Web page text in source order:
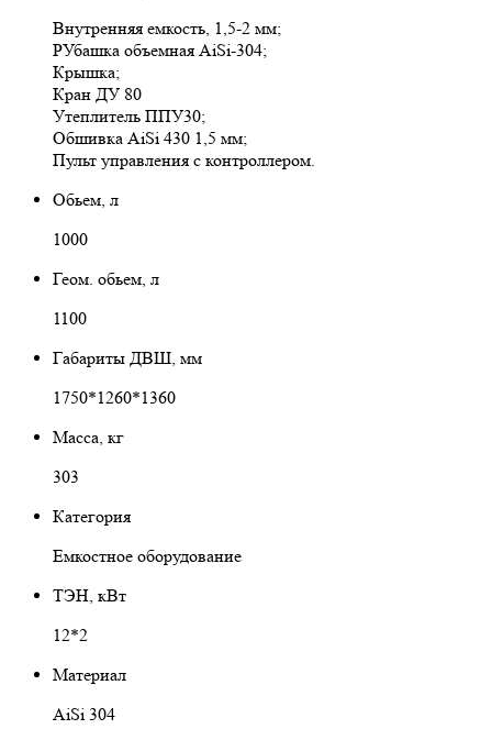
Внутренняя емкость, 1,5-2 мм;
РУбашка объемная AiSi-304;
Крышка;
Кран ДУ 80
Утеплитель ППУ30;
Обшивка AiSi 430 1,5 мм;
Пульт управления с контроллером.
Обьем, л
1000
Геом. обьем, л
1100
Габариты ДВШ, мм
1750*1260*1360
Масса, кг
303
Категория
Емкостное оборудование
ТЭН, кВт
12*2
Материал
AiSi 304